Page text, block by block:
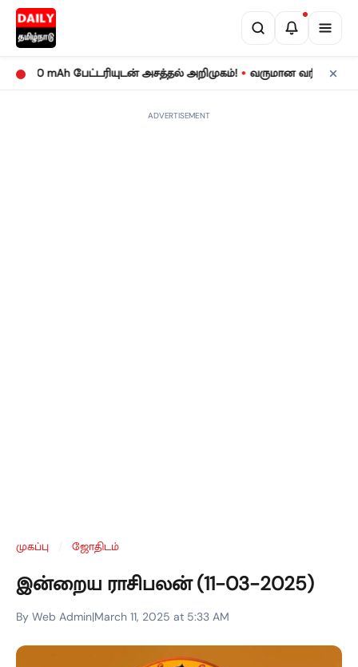
பேட்டரியுடன் அசத்தல் அறிமுகம்! • வருமான வரிக் கணக்குத்
ADVERTISEMENT
முகப்பு ஜோதிடம்
இன்றைய ராசிபலன் (11-03-2025)
By Web Admin|March 11, 2025 at 5:33 AM